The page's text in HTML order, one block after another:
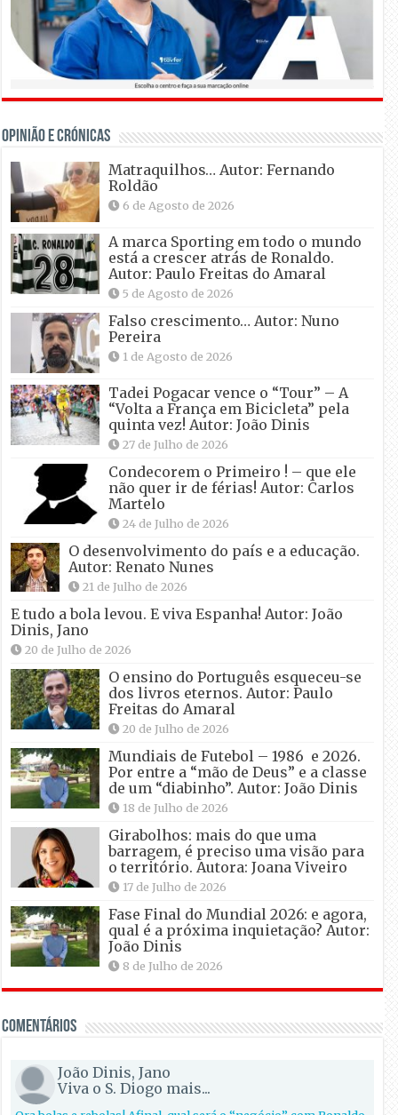
OPINIÃO E CRÓNICAS
Matraquilhos… Autor: Fernando
Roldão
6 de Agosto de 2026
A marca Sporting em todo o mundo
está a crescer atrás de Ronaldo.
Autor: Paulo Freitas do Amaral
5 de Agosto de 2026
Falso crescimento… Autor: Nuno
Pereira
1 de Agosto de 2026
Tadei Pogacar vence o “Tour” – A
“Volta a França em Bicicleta” pela
quinta vez! Autor: João Dinis
27 de Julho de 2026
Condecorem o Primeiro ! – que ele
não quer ir de férias! Autor: Carlos
Martelo
24 de Julho de 2026
O desenvolvimento do país e a educação.
Autor: Renato Nunes
21 de Julho de 2026
E tudo a bola levou. E viva Espanha! Autor: João
Dinis, Jano
20 de Julho de 2026
O ensino do Português esqueceu-se
dos livros eternos. Autor: Paulo
Freitas do Amaral
20 de Julho de 2026
Mundiais de Futebol – 1986 e 2026.
Por entre a “mão de Deus” e a classe
de um “diabinho”. Autor: João Dinis
18 de Julho de 2026
Girabolhos: mais do que uma
barragem, é preciso uma visão para
o território. Autora: Joana Viveiro
17 de Julho de 2026
Fase Final do Mundial 2026: e agora,
qual é a próxima inquietação? Autor:
João Dinis
8 de Julho de 2026
Comentários
João Dinis, Jano
Viva o S. Diogo mais...